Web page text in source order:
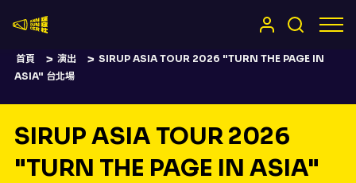
首頁 演出
SIRUP ASIA TOUR 2026 "TURN THE PAGE IN
ASIA" 台北場
SIRUP ASIA TOUR 2026
"TURN THE PAGE IN ASIA"